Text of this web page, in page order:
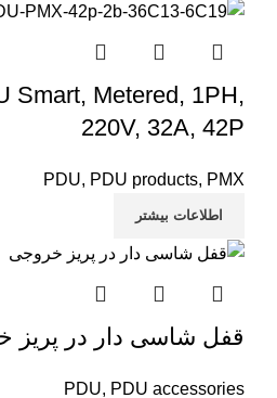
Smart, Metered, 1PH,
220V, 32A, 42P
PDU, PDU products, PMX
اطلاعات بیشتر
قفل شاسی دار در پریز
PDU, PDU accessories